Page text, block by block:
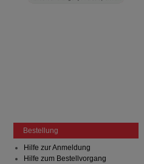
zu
und Weise der Nutzung
mit deren Hilfe wir unsere
können, den Inhalt
die Werbung auf
für Sie zu gestalten.
hierfür teilweise an
soziale Medien
Bestellung
Hilfe zur Anmeldung
Hilfe zum Bestellvorgang